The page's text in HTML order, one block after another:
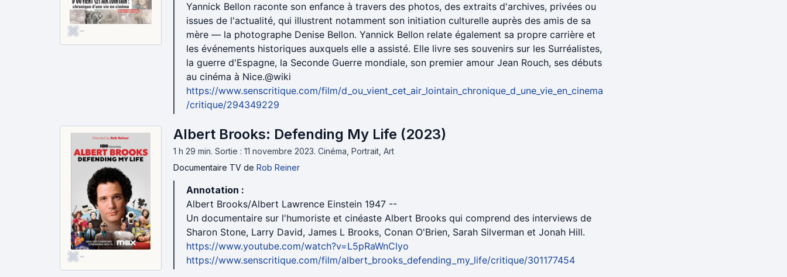
-
Yannick Bellon raconte son enfance à travers des photos, des extraits d'archives, privées ou
issues de l'actualité, qui illustrent notamment son initiation culturelle auprès des amis de sa
mère — la photographe Denise Bellon. Yannick Bellon relate également sa propre carrière et
les événements historiques auxquels elle a assisté. Elle livre ses souvenirs sur les Surréalistes,
la guerre d'Espagne, la Seconde Guerre mondiale, son premier amour Jean Rouch, ses débuts
au cinéma à Nice.@wiki
https://www.senscritique.com/film/d_ou_vient_cet_air_lointain_chronique_d_une_vie_en_cinema
/critique/294349229
-
Albert Brooks: Defending My Life (2023)
1 h 29 min. Sortie : 11 novembre 2023. Cinéma, Portrait, Art
Documentaire TV de Rob Reiner
Annotation :
Albert Brooks/Albert Lawrence Einstein 1947 --
Un documentaire sur l'humoriste et cinéaste Albert Brooks qui comprend des interviews de
Sharon Stone, Larry David, James L Brooks, Conan O'Brien, Sarah Silverman et Jonah Hill.
https://www.youtube.com/watch?v=L5pRaWnClyo
https://www.senscritique.com/film/albert_brooks_defending_my_life/critique/301177454